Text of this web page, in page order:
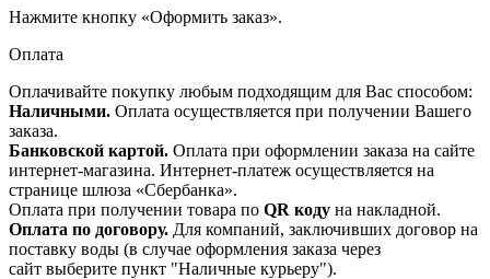
Нажмите кнопку «Оформить заказ».
Оплата
Оплачивайте покупку любым подходящим для Вас способом:
Наличными. Оплата осуществляется при получении Вашего
заказа.
Банковской картой. Оплата при оформлении заказа на сайте
интернет-магазина. Интернет-платеж осуществляется на
странице шлюза «Сбербанка».
Оплата при получении товара по QR коду на накладной.
Оплата по договору. Для компаний, заключивших договор на
поставку воды (в случае оформления заказа через
сайт выберите пункт "Наличные курьеру").